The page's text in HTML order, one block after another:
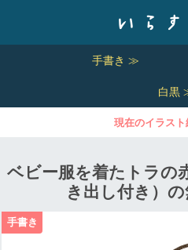
手書き ≫
白黒
現在のイラス
ベビー服を着たトラの
き出し付き）